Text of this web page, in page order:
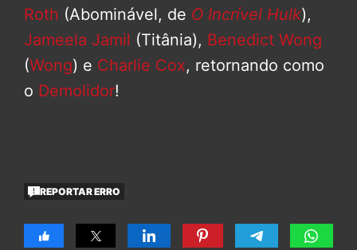
Roth (Abominável, de O Incrível Hulk),
Jameela Jamil (Titânia), Benedict Wong
(Wong) e Charlie Cox, retornando como
o Demolidor!
REPORTAR ERRO